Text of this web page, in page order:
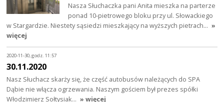
Nasza Słuchaczka pani Anita mieszka na parterze
ponad 10-pietrowego bloku przy ul. Słowackiego
w Stargardzie. Niestety sąsiedzi mieszkający na wyższych pietrach… »
więcej
2020-11-30, godz. 11:57
30.11.2020
Nasz Słuchacz skarży się, że część autobusów należących do SPA
Dąbie nie włącza ogrzewania. Naszym gościem był prezes spółki
Włodzimierz Sołtysiak… » więcej